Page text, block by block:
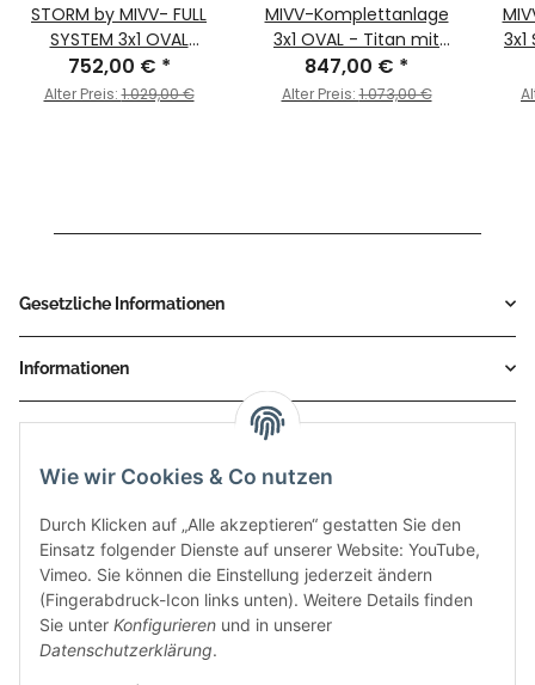
Wie wir Cookies & Co nutzen
Durch Klicken auf „Alle akzeptieren“ gestatten Sie den
Einsatz folgender Dienste auf unserer Website: YouTube,
Vimeo. Sie können die Einstellung jederzeit ändern
(Fingerabdruck-Icon links unten). Weitere Details finden
Sie unter Konfigurieren und in unserer
Datenschutzerklärung.
STORM by MIVV- FULL
SYSTEM 3x1 OVAL
Edelstahl für YAMAHA
MT-09 / FZ-09 Bj. 2013 >
752,00 € *
Alter Preis:1.029,00 €
MIVV-Komplettanlage
3x1 OVAL - Titan mit
Carbon Endkappe für
YAMAHA - MT-09 / FZ-
847,00 € *
Alter Preis:1.073,00 €
Gesetzliche Informationen
Informationen